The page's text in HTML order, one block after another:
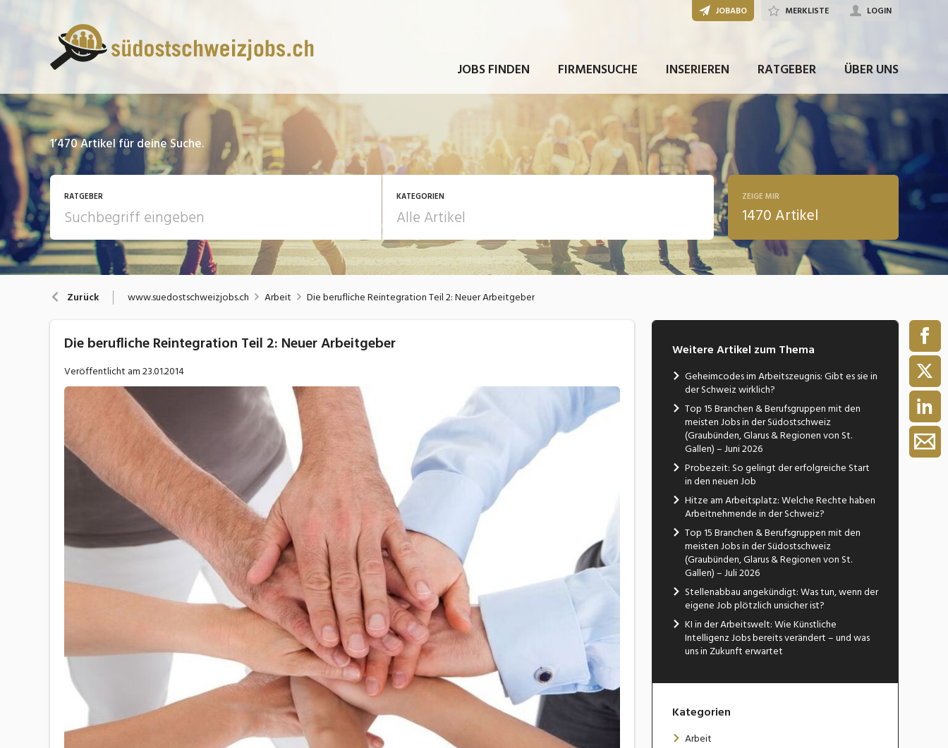
JOBS FINDEN FIRMENSUCHE INSERIEREN RATGEBER ÜBER UNS
JOBABO MERKLISTE LOGIN
1’470Artikel für deine Suche.
RATGEBER KATEGORIEN
13 Fragen - 13 Antworten Arbeit
Ausbildung / Weiterbildung
Bewerbung / Rekrutierung
ZEIGE MIR
1470 Artikel
Zurück www.suedostschweizjobs.ch Arbeit Die berufliche Reintegration Teil 2: Neuer Arbeitgeber
Die berufliche Reintegration Teil 2: Neuer Arbeitgeber
Veröffentlicht am23.01.2014
Weitere Artikel zum Thema
Geheimcodes im Arbeitszeugnis: Gibt es sie in
der Schweiz wirklich?
Top 15 Branchen & Berufsgruppen mit den
meisten Jobs in der Südostschweiz
(Graubünden, Glarus & Regionen von St.
Gallen) – Juni 2026
Probezeit: So gelingt der erfolgreiche Start
in den neuen Job
Hitze am Arbeitsplatz: Welche Rechte haben
Arbeitnehmende in der Schweiz?
Top 15 Branchen & Berufsgruppen mit den
meisten Jobs in der Südostschweiz
(Graubünden, Glarus & Regionen von St.
Gallen) – Juli 2026
Stellenabbau angekündigt: Was tun, wenn der
eigene Job plötzlich unsicher ist?
KI in der Arbeitswelt: Wie Künstliche
Intelligenz Jobs bereits verändert – und was
uns in Zukunft erwartet
Kategorien
Arbeit